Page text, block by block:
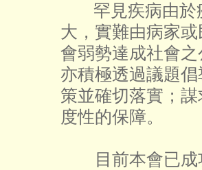
罕見疾病由
大，實難由病家
會弱勢達成社會
亦積極透過議題
策並確切落實；
度性的保障。
目前本會已成